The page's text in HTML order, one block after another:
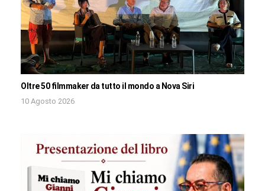
Oltre 50 filmmaker da tutto il mondo a Nova Siri
10 Agosto 2026